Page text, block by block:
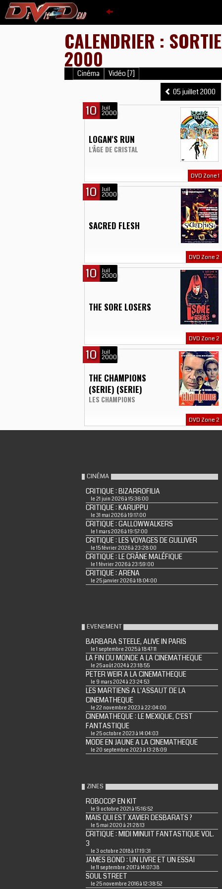
CALENDRIER :
2000
Cinéma Vidéo [7]
05 juillet 2000
10 Juil
2000
LOGAN'S RUN
L'ÂGE DE CRISTAL
DVD Zone 1
10 Juil
2000
SACRED FLESH
DVD Zone 2
10 Juil
2000
THE SORE LOSERS
DVD Zone 2
10 Juil
2000
THE CHAMPIONS
(SERIE) (SERIE)
LES CHAMPIONS
DVD Zone 2
CINÉMA
CRITIQUE : BIZARROFILIA
le 21 juin 2026 à 15:36:00
CRITIQUE : KARUPPU
le 31 mai 2026 à 19:17:00
CRITIQUE : GALLOWWALKERS
le 1 mars 2026 à 19:57:00
CRITIQUE : LES VOYAGES DE GULLIVER
le 15 février 2026 à 23:28:00
CRITIQUE : LE CRÂNE MALÉFIQUE
le 1 février 2026 à 23:59:00
CRITIQUE : ARENA
le 25 janvier 2026 à 18:04:00
EVENEMENT
BARBARA STEELE, ALIVE IN PARIS
le 1 septembre 2025 à 18:47:11
LA FIN DU MONDE A LA CINEMATHEQUE
le 25 août 2024 à 23:18:55
PETER WEIR A LA CINEMATHEQUE
le 9 mars 2024 à 23:24:53
LES MARTIENS A L'ASSAUT DE LA
CINEMATHEQUE
le 22 novembre 2023 à 22:04:00
CINEMATHEQUE : LE MEXIQUE, C'EST
FANTASTIQUE
le 25 octobre 2023 à 14:04:03
MODE EN JAUNE A LA CINEMATHEQUE
le 20 septembre 2023 à 13:28:09
ZINES
ROBOCOP EN KIT
le 9 octobre 2021 à 15:16:52
MAIS QUI EST XAVIER DESBARATS ?
le 5 mai 2020 à 21:28:13
CRITIQUE : MIDI MINUIT FANTASTIQUE VOL.
3
le 3 octobre 2018 à 17:19:31
JAMES BOND : UN LIVRE ET UN ESSAI
le 11 septembre 2017 à 14:07:38
SOUL STREET
le 25 novembre 2016 à 12:38:52